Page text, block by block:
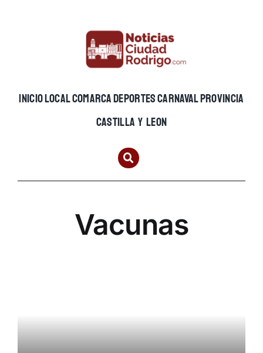
INICIOLOCALCOMARCADEPORTESCARNAVALPROVINCIA
CASTILLA Y LEON
Vacunas